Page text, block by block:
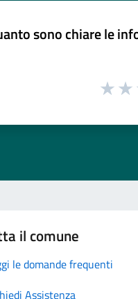
sono chiare le
il comune
le domande frequenti
Assistenza